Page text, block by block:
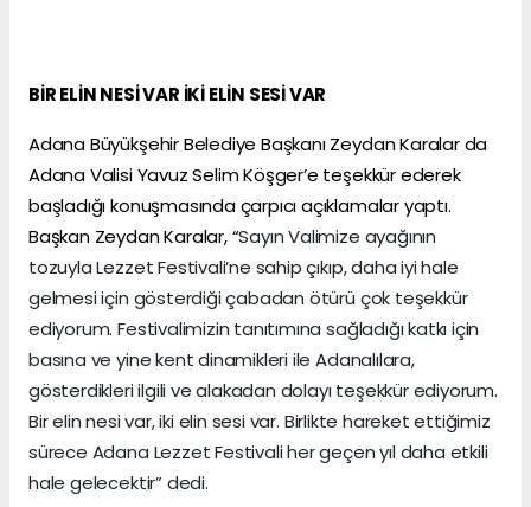
BİR ELİN NESİ VAR İKİ ELİN SESİ VAR
Adana Büyükşehir Belediye Başkanı Zeydan Karalar da
Adana Valisi Yavuz Selim Köşger’e teşekkür ederek
başladığı konuşmasında çarpıcı açıklamalar yaptı.
Başkan Zeydan Karalar, “Sayın Valimize ayağının
tozuyla Lezzet Festivali’ne sahip çıkıp, daha iyi hale
gelmesi için gösterdiği çabadan ötürü çok teşekkür
ediyorum. Festivalimizin tanıtımına sağladığı katkı için
basına ve yine kent dinamikleri ile Adanalılara,
gösterdikleri ilgili ve alakadan dolayı teşekkür ediyorum.
Bir elin nesi var, iki elin sesi var. Birlikte hareket ettiğimiz
sürece Adana Lezzet Festivali her geçen yıl daha etkili
hale gelecektir” dedi.